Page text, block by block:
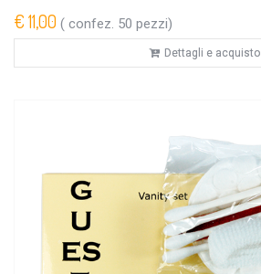
€ 11,00 ( confez. 50 pezzi)
Dettagli e acquisto